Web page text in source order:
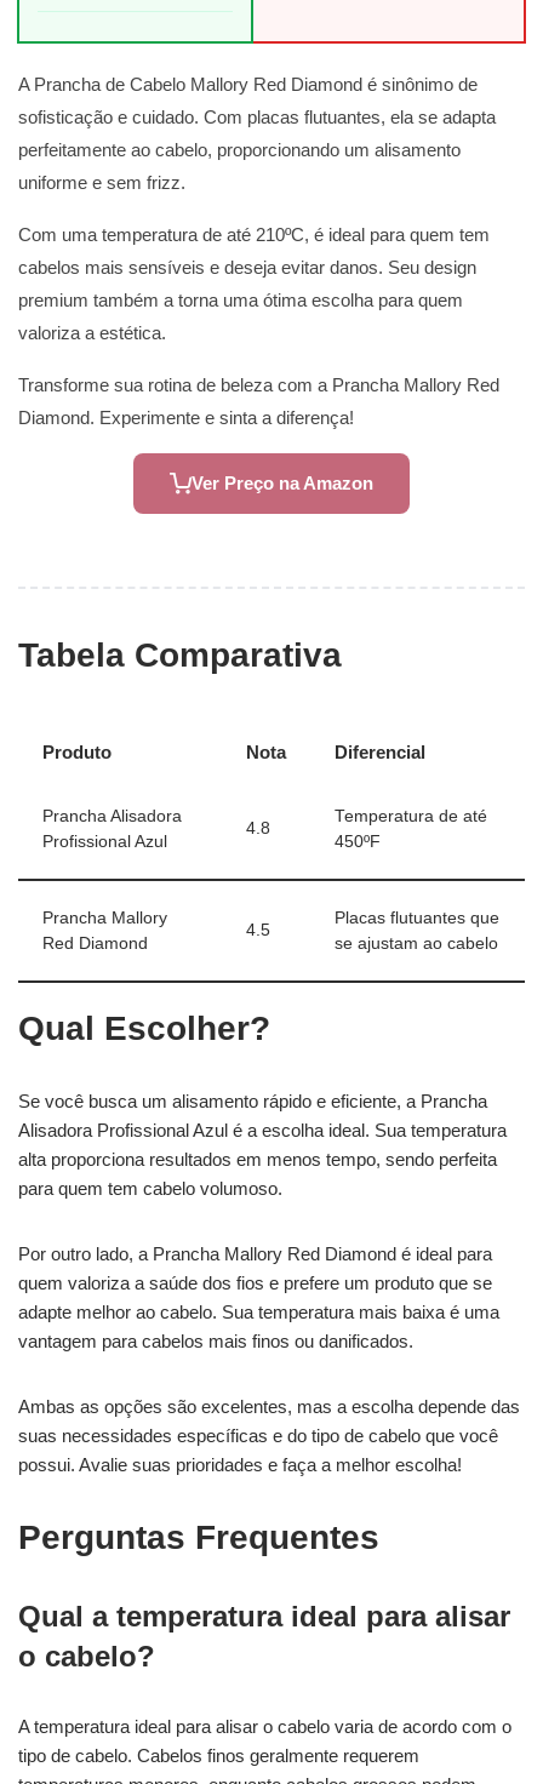
A Prancha de Cabelo Mallory Red Diamond é sinônimo de
sofisticação e cuidado. Com placas flutuantes, ela se adapta
perfeitamente ao cabelo, proporcionando um alisamento
uniforme e sem frizz.
Com uma temperatura de até 210ºC, é ideal para quem tem
cabelos mais sensíveis e deseja evitar danos. Seu design
premium também a torna uma ótima escolha para quem
valoriza a estética.
Transforme sua rotina de beleza com a Prancha Mallory Red
Diamond. Experimente e sinta a diferença!
Ver Preço na Amazon
Tabela Comparativa
Produto Nota Diferencial
Prancha Alisadora
Profissional Azul
4.8
Temperatura de até
450ºF
Prancha Mallory
Red Diamond
4.5
Placas flutuantes que
se ajustam ao cabelo
Qual Escolher?
Se você busca um alisamento rápido e eficiente, a Prancha
Alisadora Profissional Azul é a escolha ideal. Sua temperatura
alta proporciona resultados em menos tempo, sendo perfeita
para quem tem cabelo volumoso.
Por outro lado, a Prancha Mallory Red Diamond é ideal para
quem valoriza a saúde dos fios e prefere um produto que se
adapte melhor ao cabelo. Sua temperatura mais baixa é uma
vantagem para cabelos mais finos ou danificados.
Ambas as opções são excelentes, mas a escolha depende das
suas necessidades específicas e do tipo de cabelo que você
possui. Avalie suas prioridades e faça a melhor escolha!
Perguntas Frequentes
Qual a temperatura ideal para alisar
o cabelo?
A temperatura ideal para alisar o cabelo varia de acordo com o
tipo de cabelo. Cabelos finos geralmente requerem